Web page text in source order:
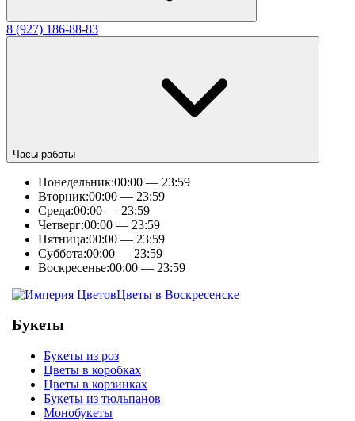
8 (927) 186-88-83
Часы работы
Понедельник:00:00 — 23:59
Вторник:00:00 — 23:59
Среда:00:00 — 23:59
Четверг:00:00 — 23:59
Пятница:00:00 — 23:59
Суббота:00:00 — 23:59
Воскресенье:00:00 — 23:59
Цветы в Воскресенске
Букеты
Букеты из роз
Цветы в коробках
Цветы в корзинках
Букеты из тюльпанов
Монобукеты